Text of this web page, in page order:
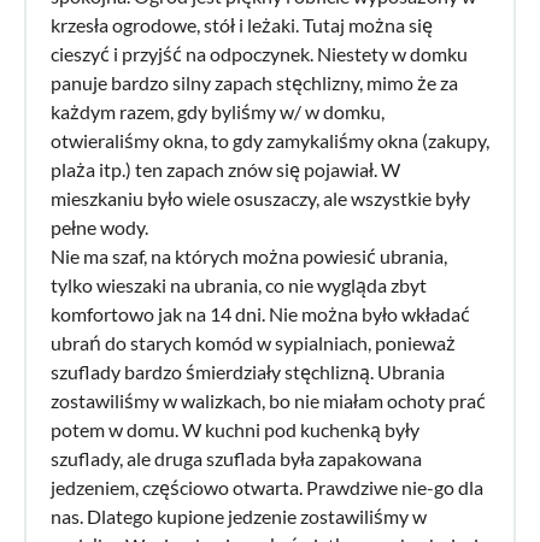
krzesła ogrodowe, stół i leżaki. Tutaj można się
cieszyć i przyjść na odpoczynek. Niestety w domku
panuje bardzo silny zapach stęchlizny, mimo że za
każdym razem, gdy byliśmy w/ w domku,
otwieraliśmy okna, to gdy zamykaliśmy okna (zakupy,
plaża itp.) ten zapach znów się pojawiał. W
mieszkaniu było wiele osuszaczy, ale wszystkie były
pełne wody.
Nie ma szaf, na których można powiesić ubrania,
tylko wieszaki na ubrania, co nie wygląda zbyt
komfortowo jak na 14 dni. Nie można było wkładać
ubrań do starych komód w sypialniach, ponieważ
szuflady bardzo śmierdziały stęchlizną. Ubrania
zostawiliśmy w walizkach, bo nie miałam ochoty prać
potem w domu. W kuchni pod kuchenką były
szuflady, ale druga szuflada była zapakowana
jedzeniem, częściowo otwarta. Prawdziwe nie-go dla
nas. Dlatego kupione jedzenie zostawiliśmy w